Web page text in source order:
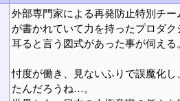
外部専門家による再発防止特別チ
が書かれていて力を持ったプロダ
耳ると言う図式があった事が伺える
忖度が働き、見ないふりで誤魔化
たんだろうね…。